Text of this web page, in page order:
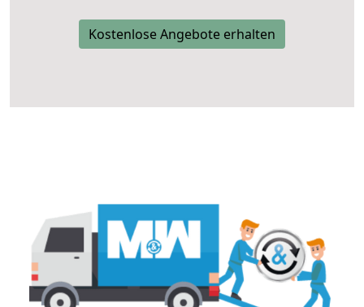
Kostenlose Angebote erhalten